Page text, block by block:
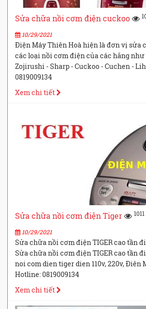
Sửa chữa nồi cơm điện cuckoo
10/29/2021
Điện Máy Thiên Hoà hiện là đơn vị sửa
các loại nồi cơm điện của các hãng như
Zojirushi - Sharp - Cuckoo - Cuchen -
0819009134
Xem chi tiết
Sửa chữa nồi cơm điện Tiger 1011
10/29/2021
Sửa chữa nồi cơm điện TIGER cao tần
Sửa chữa nồi cơm điện TIGER cao tần
noi com dien tiger dien 110v, 220v, Điên
Hotline: 0819009134
Xem chi tiết